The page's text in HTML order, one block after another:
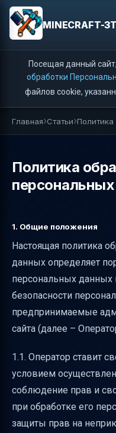
MINECRAFT-
Посещая данный
обработки
файлов cookie,
Главная Статьи
Политика
1. Общие положения
Настоящая политика
данных определяет
персональных
безопасности
предпринимаемые
сайта (далее –
1.1. Оператор ставит
условием
соблюдение прав и
при обработке его
защиты прав на